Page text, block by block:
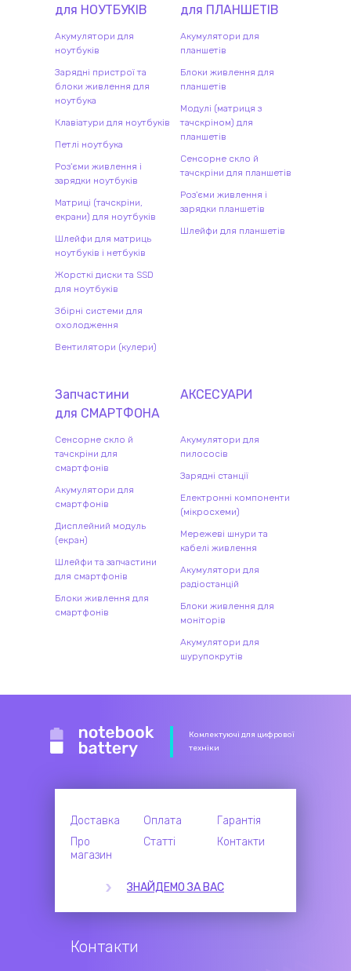
для НОУТБУКІВ
Акумулятори для
ноутбуків
Зарядні пристрої та
блоки живлення для
ноутбука
Клавіатури для ноутбуків
Петлі ноутбука
Роз'єми живлення і
зарядки ноутбуків
Матриці (тачскріни,
екрани) для ноутбуків
Шлейфи для матриць
ноутбуків і нетбуків
Жорсткі диски та SSD
для ноутбуків
Збірні системи для
охолодження
Вентилятори (кулери)
для ПЛАНШЕТІВ
Акумулятори для
планшетів
Блоки живлення для
планшетів
Модулі (матриця з
тачскріном) для
планшетів
Сенсорне скло й
тачскріни для планшетів
Роз'єми живлення і
зарядки планшетів
Шлейфи для планшетів
Запчастини
для СМАРТФОНА
Сенсорне скло й
тачскріни для
смартфонів
Акумулятори для
смартфонів
Дисплейний модуль
(екран)
Шлейфи та запчастини
для смартфонів
Блоки живлення для
смартфонів
АКСЕСУАРИ
Акумулятори для
пилососів
Зарядні станції
Електронні компоненти
(мікросхеми)
Мережеві шнури та
кабелі живлення
Акумулятори для
радіостанцій
Блоки живлення для
моніторів
Акумулятори для
шурупокрутів
Комлектуючі для цифрової
техніки
Доставка Оплата
Гарантія
Про
магазин
Статті Контакти
ЗНАЙДЕМО ЗА ВАС
Контакти